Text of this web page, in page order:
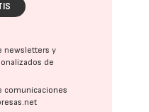
newsletters y
de
comunicaciones